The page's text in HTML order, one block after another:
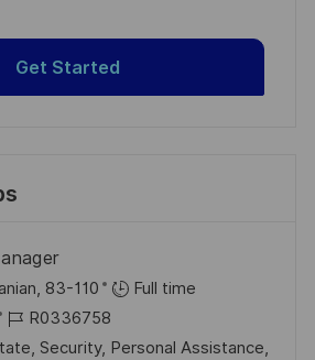
Get Started
83-110
Full time
J
o
R0336758
Security, Personal Assistance,